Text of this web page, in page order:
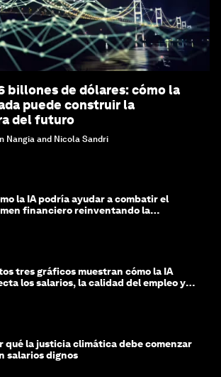
billones de dólares: cómo la
puede construir la
del futuro
Nangia and Nicola Sandri
la IA podría ayudar a combatir el
financiero reinventando la
tres gráficos muestran cómo la IA
los salarios, la calidad del empleo y
qué la justicia climática debe comenzar
salarios dignos